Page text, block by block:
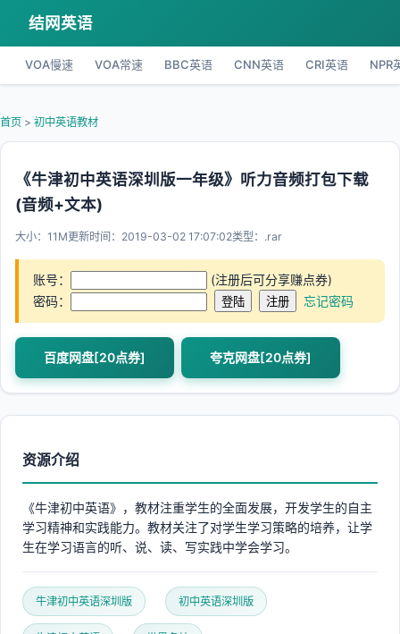
结网英语
VOA慢速 VOA常速 BBC英语 CNN英语 CRI英语 NPR
首页 > 初中英语教材
《牛津初中英语深圳版一年级》听力音频打包下载
(音频+文本)
大小：11M更新时间：2019-03-02 17:07:02类型：.rar
账号：
(注册后可分享赚点券)
密码：
忘记密码
百度网盘[20点券] 夸克网盘[20点券]
资源介绍
《牛津初中英语》，教材注重学生的全面发展，开发学生的自主
学习精神和实践能力。教材关注了对学生学习策略的培养，让学
生在学习语言的听、说、读、写实践中学会学习。
牛津初中英语深圳版 初中英语深圳版